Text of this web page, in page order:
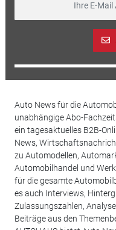
Auto News für die
unabhängige Abo-
ein tagesaktuelles B2B-
News,
zu Automodellen,
Automobilhandel und
für die gesamte
es auch Interviews,
Zulassungszahlen,
Beiträge aus den